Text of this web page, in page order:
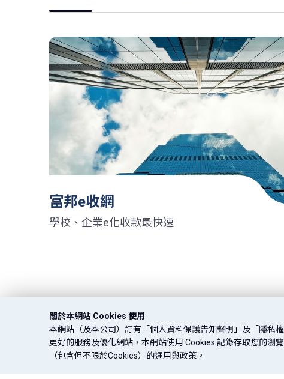
富邦e收網
學校、企業e化收款最快速
關於本網站 Cookies 使用
本網站（及本公司）訂有「個人資料保護告知聲明」及「隱私
更好的服務及優化網站，本網站使用 Cookies 記錄存取您的瀏
（包含但不限於Cookies）的運用與政策。